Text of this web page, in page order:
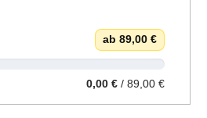
ab 89,00 €
0,00 € / 89,00 €